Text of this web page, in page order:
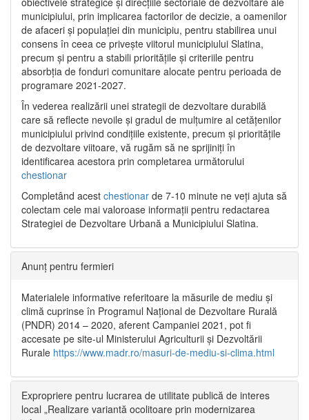
municipiului, prin implicarea factorilor de decizie, a oamenilor
de afaceri și populației din municipiu, pentru stabilirea unui
consens în ceea ce privește viitorul municipiului Slatina,
precum și pentru a stabili prioritățile și criteriile pentru
absorbția de fonduri comunitare alocate pentru perioada de
programare 2021-2027.
În vederea realizării unei strategii de dezvoltare durabilă
care să reflecte nevoile și gradul de mulțumire al cetățenilor
municipiului privind condițiile existente, precum și prioritățile
de dezvoltare viitoare, vă rugăm să ne sprijiniți în
identificarea acestora prin completarea următorului
chestionar
Completând acest chestionar de 7-10 minute ne veți ajuta să
colectam cele mai valoroase informații pentru redactarea
Strategiei de Dezvoltare Urbană a Municipiului Slatina.
Anunț pentru fermieri
Materialele informative referitoare la măsurile de mediu și
climă cuprinse în Programul Național de Dezvoltare Rurală
(PNDR) 2014 – 2020, aferent Campaniei 2021, pot fi
accesate pe site-ul Ministerului Agriculturii și Dezvoltării
Rurale https://www.madr.ro/masuri-de-mediu-si-clima.html
Expropriere pentru lucrarea de utilitate publică de interes
local „Realizare variantă ocolitoare prin modernizarea